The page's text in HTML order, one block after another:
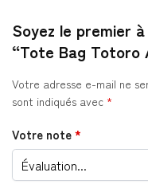
Soyez le premier
“Tote Bag Totoro
Votre adresse e-mail ne
sont indiqués avec *
Votre note*